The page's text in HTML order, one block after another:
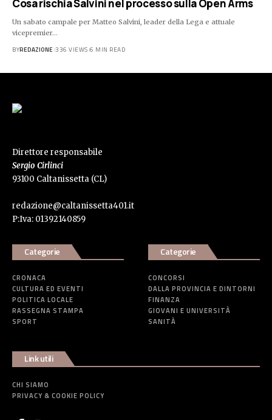
Cosa rischia Salvini nel processo sulla Open Arms
Un sabato campale per Matteo Salvini, leader della Lega e attuale
vicepremier…
BYREDAZIONE 336 VIEWS 6 MIN READ
Direttore responsabile
Sergio Cirlinci
93100 Caltanissetta (CL)
redazione@caltanissetta401.it
P:Iva: 01392140859
Categorie
CRONACA
CULTURA ED EVENTI
POLITICA LOCALE
RASSEGNA STAMPA
SPORT
Categorie
CONCORSI
DALLA PROVINCIA E DINTORNI
FINANZA
GIOVANI E UNIVERSITÀ
SANITÀ
Link utili
CHI SIAMO
PRIVACY & COOKIE POLICY